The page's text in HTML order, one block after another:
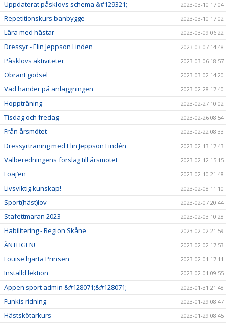
Uppdaterat påsklovs schema &#129321; 2023-03-10 17:04
Repetitionskurs banbygge 2023-03-10 17:02
Lära med hästar 2023-03-09 06:22
Dressyr - Elin Jeppson Linden 2023-03-07 14:48
Påsklovs aktiviteter 2023-03-06 18:57
Obränt gödsel 2023-03-02 14:20
Vad händer på anläggningen 2023-02-28 17:40
Hoppträning 2023-02-27 10:02
Tisdag och fredag 2023-02-26 08:54
Från årsmötet 2023-02-22 08:33
Dressyrträning med Elin Jeppson Lindén 2023-02-13 17:43
Valberedningens förslag till årsmötet 2023-02-12 15:15
Foaj’en 2023-02-10 21:48
Livsviktig kunskap! 2023-02-08 11:10
Sport(häst)lov 2023-02-07 20:44
Stafettmaran 2023 2023-02-03 10:28
Habilitering - Region Skåne 2023-02-02 21:59
ÄNTLIGEN! 2023-02-02 17:53
Louise hjärta Prinsen 2023-02-01 17:11
Inställd lektion 2023-02-01 09:55
Appen sport admin &#128071;&#128071; 2023-01-31 21:48
Funkis ridning 2023-01-29 08:47
Hästskötarkurs
2023-01-29 08:45